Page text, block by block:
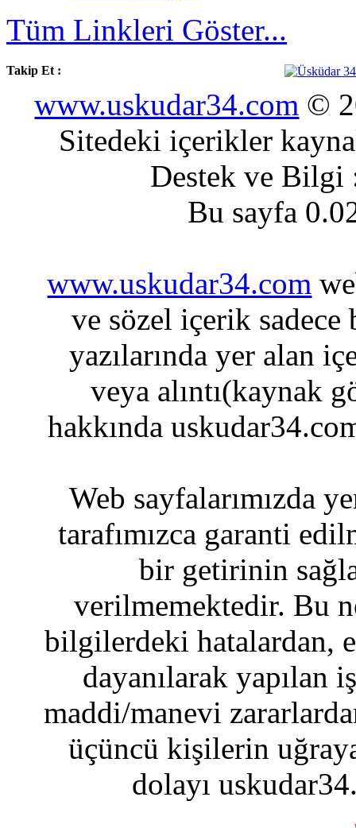
Tüm Linkleri Göster...
Takip Et :
www.uskudar34.com ©
Sitedeki içerikler
Destek ve
Bu sayfa
www.uskudar34.com
ve sözel içerik sadece
yazılarında yer alan
veya alıntı(kaynak
hakkında
Web sayfalarımızda
tarafımızca garanti
bir getirinin
verilmemektedir. Bu
bilgilerdeki hatalardan,
dayanılarak yapılan
maddi/manevi
üçüncü kişilerin
dolayı